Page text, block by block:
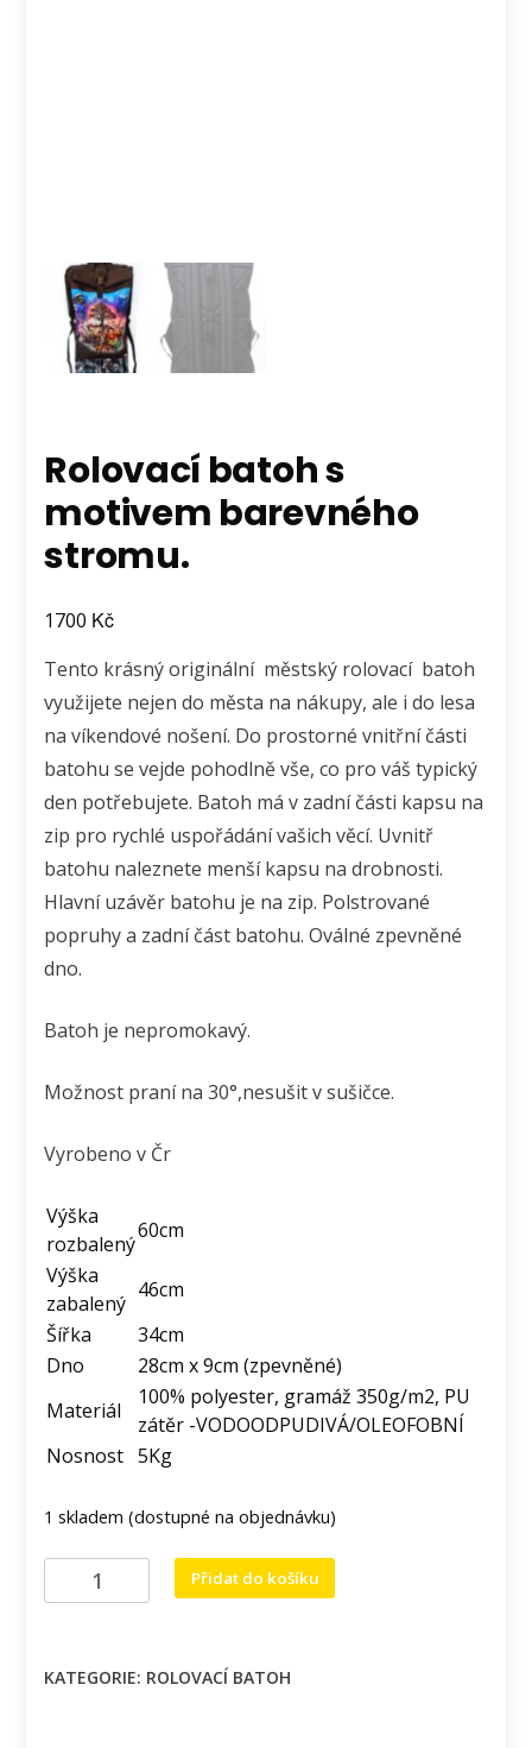
Rolovací batoh s
motivem barevného
stromu.
1700 Kč
Tento krásný originální městský rolovací batoh
využijete nejen do města na nákupy, ale i do lesa
na víkendové nošení. Do prostorné vnitřní části
batohu se vejde pohodlně vše, co pro váš typický
den potřebujete. Batoh má v zadní části kapsu na
zip pro rychlé uspořádání vašich věcí. Uvnitř
batohu naleznete menší kapsu na drobnosti.
Hlavní uzávěr batohu je na zip. Polstrované
popruhy a zadní část batohu. Oválné zpevněné
dno.
Batoh je nepromokavý.
Možnost praní na 30°,nesušit v sušičce.
Vyrobeno v Čr
Výška
rozbalený
60cm
Výška
zabalený
46cm
Šířka
34cm
Dno
28cm x 9cm (zpevněné)
Materiál
100% polyester, gramáž 350g/m2, PU
zátěr -VODOODPUDIVÁ/OLEOFOBNÍ
Nosnost 5Kg
1 skladem (dostupné na objednávku)
Rolovací
batoh
barevného
Přidat do košíku
KATEGORIE: ROLOVACÍ BATOH